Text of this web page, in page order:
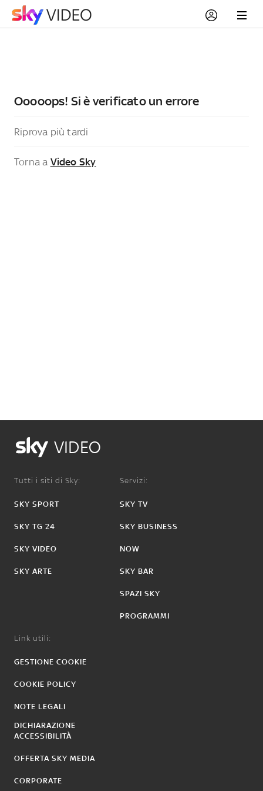
Ooooops! Si è verificato un errore
Riprova più tardi
Torna a Video Sky
VIDEO
Tutti i siti di Sky:
SKY SPORT
SKY TG 24
SKY VIDEO
SKY ARTE
Servizi:
SKY TV
SKY BUSINESS
NOW
SKY BAR
SPAZI SKY
PROGRAMMI
Link utili:
GESTIONE COOKIE
COOKIE POLICY
NOTE LEGALI
DICHIARAZIONE
ACCESSIBILITÀ
OFFERTA SKY MEDIA
CORPORATE